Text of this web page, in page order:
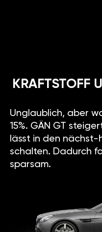
KRAFTSTOFF
Unglaublich, aber
15%. GÄN GT
lässt in den nächst-
schalten. Dadurch
sparsam.